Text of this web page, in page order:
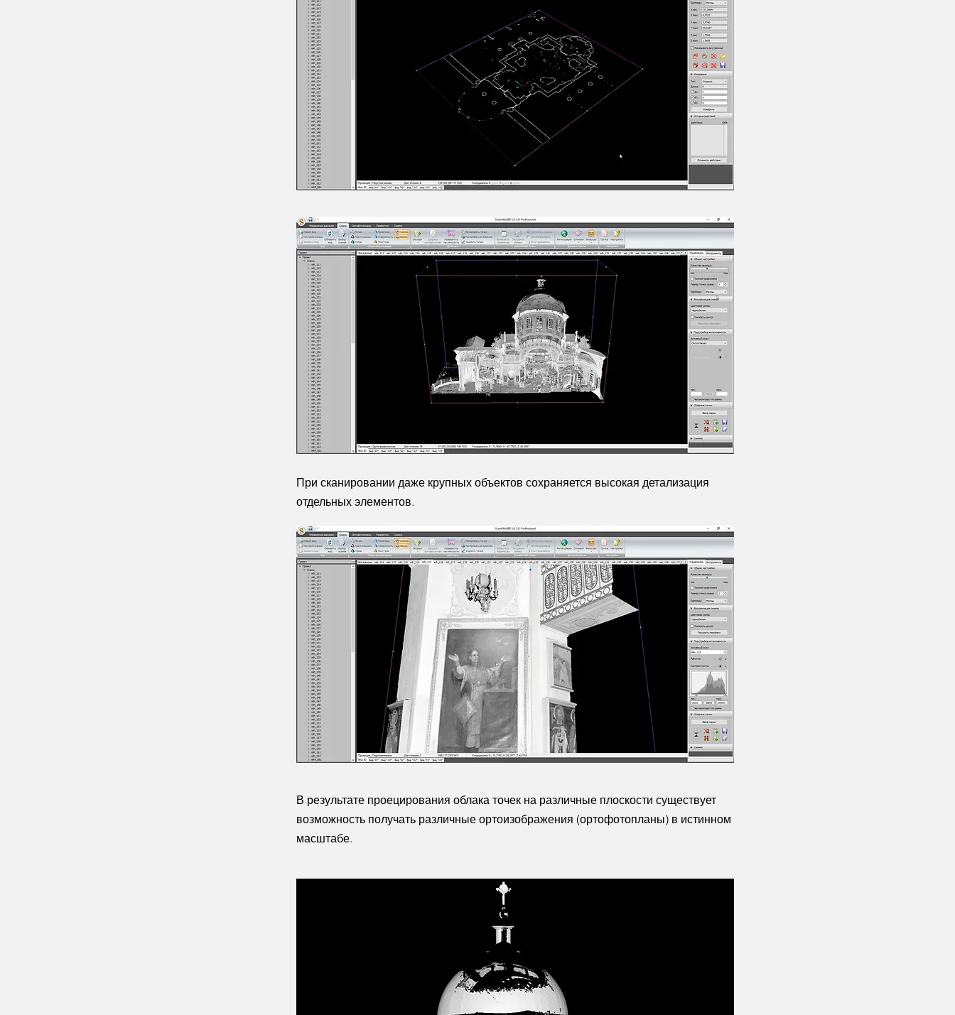
При сканировании даже крупных объектов сохраняется высокая детализация
отдельных элементов.
В результате проецирования облака точек на различные плоскости существует
возможность получать различные ортоизображения (ортофотопланы) в истинном
масштабе.